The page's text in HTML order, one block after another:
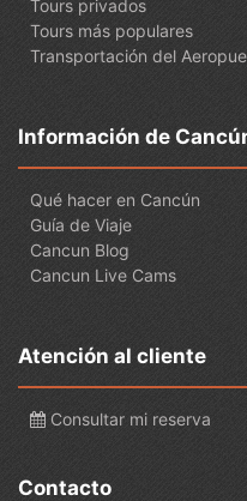
Tours privados
Tours más populares
Transportación del
Información de
Qué hacer en Cancún
Guía de Viaje
Cancun Blog
Cancun Live Cams
Atención al cliente
Consultar mi reserva
Contacto